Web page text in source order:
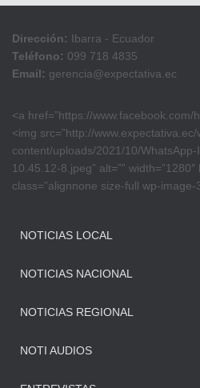
Dirección: Ibarra - Ecuador
Teléfono: 099 718 4835
Email: gerencia@expectativa.ec
<a href=”https://
<img src=”http://www.expectativa.ec/
content/uploads/2021/10/
10.45.12-8.jpeg” alt=”” width=”1280″
class=”alignnone size-full wp-image-
NOTICIAS LOCAL
NOTICIAS NACIONAL
NOTICIAS REGIONAL
NOTI AUDIOS